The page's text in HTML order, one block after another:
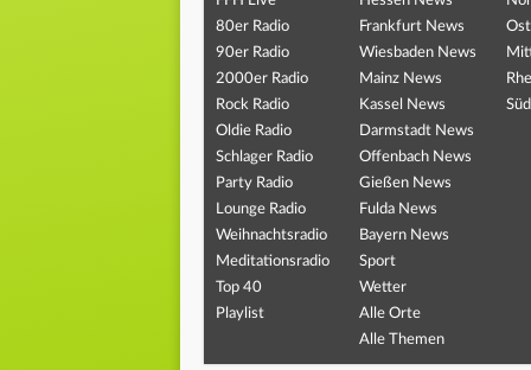
80er Radio
90er Radio
2000er Radio
Rock Radio
Oldie Radio
Schlager Radio
Party Radio
Lounge Radio
Weihnachtsradio
Meditationsradio
Top 40
Playlist
Frankfurt News
Wiesbaden News
Mainz News
Kassel News
Darmstadt News
Offenbach News
Gießen News
Fulda News
Bayern News
Sport
Wetter
Alle Orte
Alle Themen